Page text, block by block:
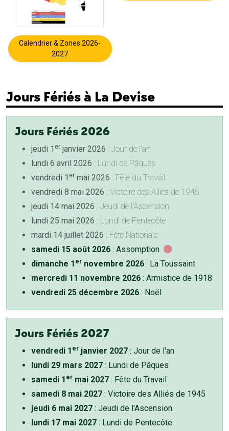
Calendrier & Zones 2026-
2027
Jours Fériés à La Devise
Jours Fériés 2026
jeudi 1 er janvier 2026 : Jour de l'an
lundi 6 avril 2026 : Lundi de Pâques
vendredi 1 er mai 2026 : Fête du Travail
vendredi 8 mai 2026 : Victoire des Alliés de 1945
jeudi 14 mai 2026 : Jeudi de l'Ascension
lundi 25 mai 2026 : Lundi de Pentecôte
mardi 14 juillet 2026 : Fête Nationale
samedi 15 août 2026 : Assomption
dimanche 1 er novembre 2026 : La Toussaint
mercredi 11 novembre 2026 : Armistice de 1918
vendredi 25 décembre 2026 : Noël
Jours Fériés 2027
vendredi 1 er janvier 2027 : Jour de l'an
lundi 29 mars 2027 : Lundi de Pâques
samedi 1 er mai 2027 : Fête du Travail
samedi 8 mai 2027 : Victoire des Alliés de 1945
jeudi 6 mai 2027 : Jeudi de l'Ascension
lundi 17 mai 2027 : Lundi de Pentecôte